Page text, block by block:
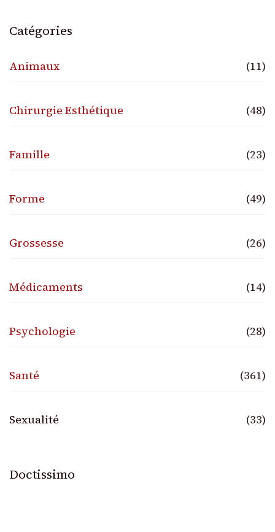
Catégories
Animaux (11)
Chirurgie Esthétique (48)
Famille (23)
Forme (49)
Grossesse (26)
Médicaments (14)
Psychologie (28)
Santé (361)
Sexualité (33)
Doctissimo